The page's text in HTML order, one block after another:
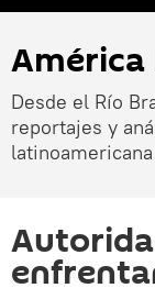
Desde el Río
reportajes y
latinoamericana